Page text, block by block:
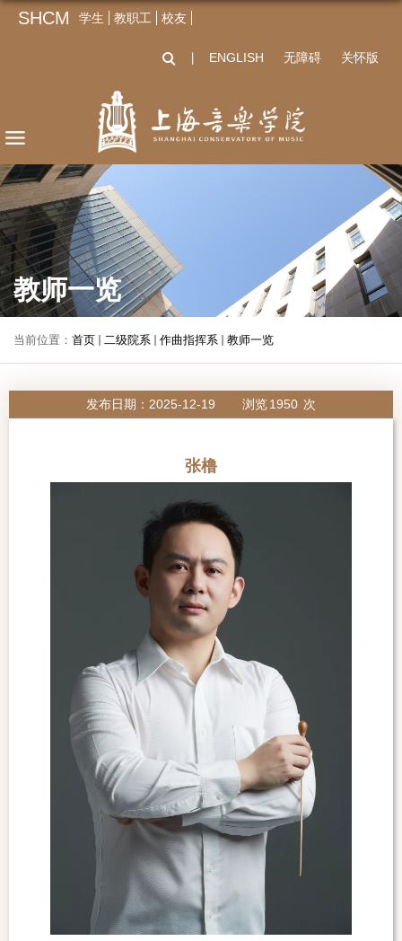
SHCM 学生 教职工 校友
ENGLISH 无障碍 关怀版
教师一览
当前位置： 首页 二级院系 作曲指挥系 教师一览
发布日期：2025-12-19 浏览1950 次
张橹